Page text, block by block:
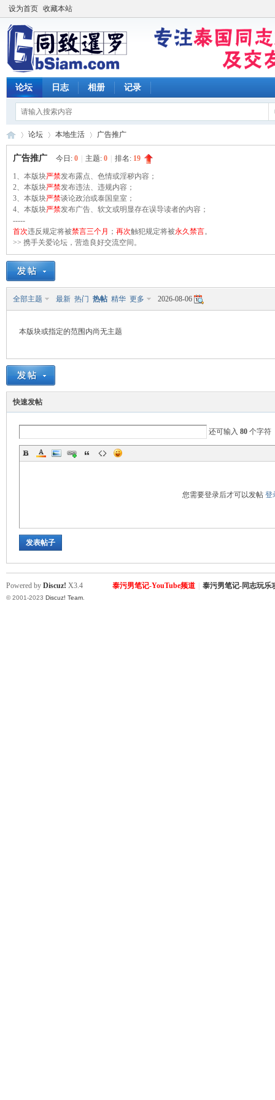
设为首页 收藏本站
论坛 日志 相册 记录
同
致
»
论坛
›
本地生活
›
广告推广
广告推广 今日: 0 主题: 0 排名: 19
1、本版块严禁发布露点、色情或淫秽内容；
2、本版块严禁发布违法、违规内容；
3、本版块严禁谈论政治或泰国皇室；
4、本版块严禁发布广告、软文或明显存在误导读者的内容；
-----
首次违反规定将被禁言三个月 ； 再次触犯规定将被永久禁言。
>> 携手关爱论坛，营造良好交流空间。
全部主题 最新 热门 热帖 精华 更多 2026-08-06
本版块或指定的范围内尚无主题
快速发帖
还可输入 80个字符
您需要登录后才可以发帖登
发表帖子
泰污男笔记-YouTube频道 泰污男笔记-同志玩乐
Powered by Discuz! X3.4
© 2001-2023 Discuz! Team.